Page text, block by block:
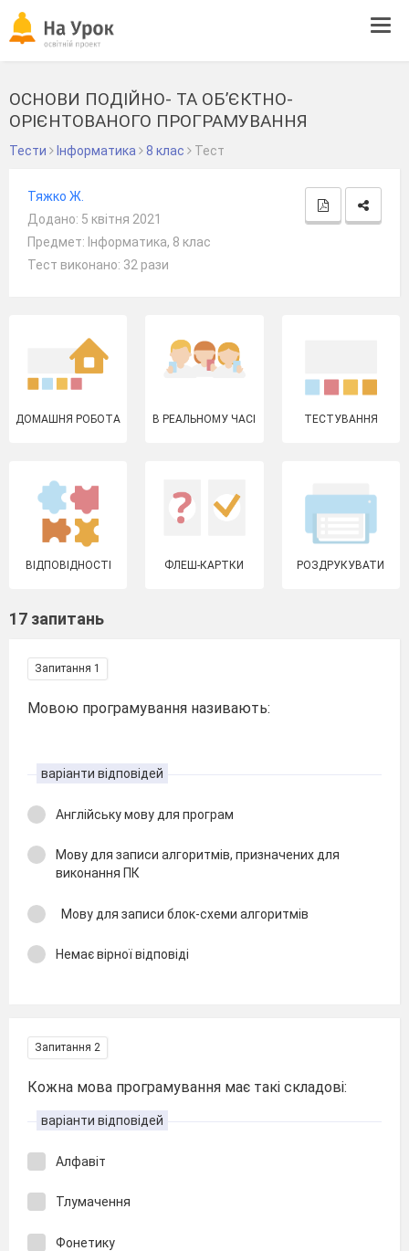
ОСНОВИ ПОДІЙНО- ТА ОБ’ЄКТНО-
ОРІЄНТОВАНОГО ПРОГРАМУВАННЯ
Тести Інформатика 8 клас Тест
Тяжко Ж.
Додано: 5 квітня 2021
Предмет: Інформатика, 8 клас
Тест виконано: 32 рази
ДОМАШНЯ РОБОТА В РЕАЛЬНОМУ ЧАСІ ТЕСТУВАННЯ
ВІДПОВІДНОСТІ ФЛЕШ-КАРТКИ РОЗДРУКУВАТИ
17 запитань
Запитання 1
Мовою програмування називають:
варіанти відповідей
Англійську мову для програм
Мову для записи алгоритмів, призначених для
виконання ПК
Мову для записи блок-схеми алгоритмів
Немає вірної відповіді
Запитання 2
Кожна мова програмування має такі складові:
варіанти відповідей
Алфавіт
Тлумачення
Фонетику